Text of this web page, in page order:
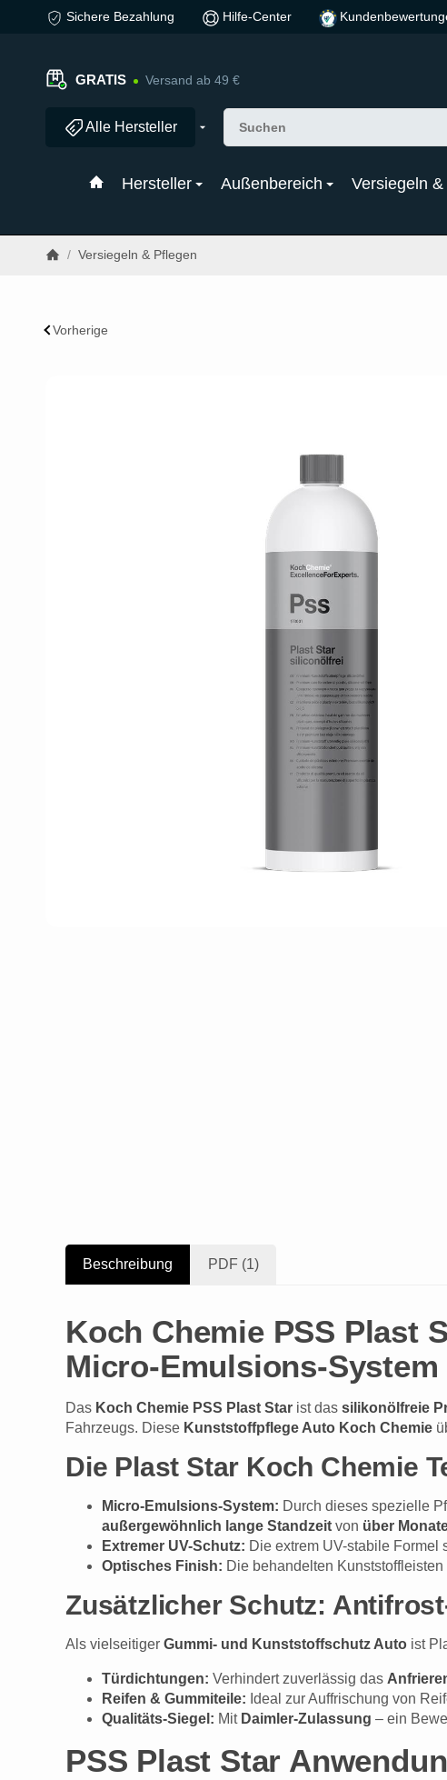
Sichere Bezahlung Hilfe-Center
GRATIS Versand ab 49 €
Alle Hersteller
Hersteller Außenbereich Versiegeln
/ Versiegeln & Pflegen
Vorherige
Beschreibung PDF (1)
Koch Chemie PSS Plast
Micro-Emulsions-System
Das Koch Chemie PSS Plast Star ist das silikonölfreie
Fahrzeugs. Diese Kunststoffpflege Auto Koch Chemie
Die Plast Star Koch Chemie
Micro-Emulsions-System: Durch dieses spezielle
außergewöhnlich lange Standzeit von über
Extremer UV-Schutz: Die extrem UV-stabile Formel
Optisches Finish: Die behandelten
Zusätzlicher Schutz:
Als vielseitiger Gummi- und Kunststoffschutz Auto ist
Türdichtungen: Verhindert zuverlässig das
Reifen & Gummiteile: Ideal zur Auffrischung von
Qualitäts-Siegel: Mit Daimler-Zulassung – ein
PSS Plast Star